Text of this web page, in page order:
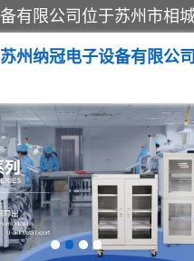
苏州纳冠电子设备有限公司
氮气柜
干燥箱